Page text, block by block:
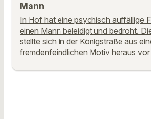
Mann
In Hof hat eine psychisch auffällige
einen Mann beleidigt und bedroht.
stellte sich in der Königstraße aus
fremdenfeindlichen Motiv heraus